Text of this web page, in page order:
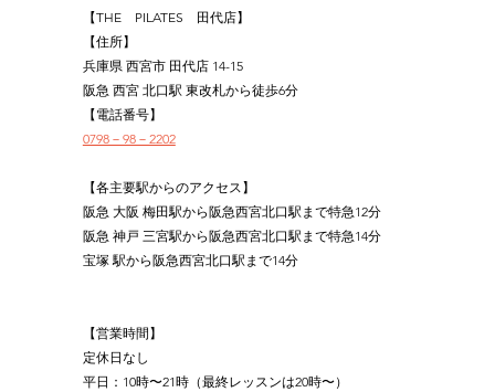
【THE　PILATES　田代店】
【住所】
兵庫県 西宮市 田代店 14-15
阪急 西宮 北口駅 東改札から徒歩6分
【電話番号】
0798－98－2202
【各主要駅からのアクセス】
阪急 大阪 梅田駅から阪急西宮北口駅まで特急12分
阪急 神戸 三宮駅から阪急西宮北口駅まで特急14分
宝塚 駅から阪急西宮北口駅まで14分
【営業時間】
定休日なし
平日：10時〜21時（最終レッスンは20時〜）